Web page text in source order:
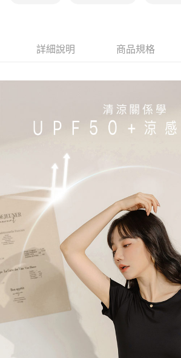
詳細說明 商品規格